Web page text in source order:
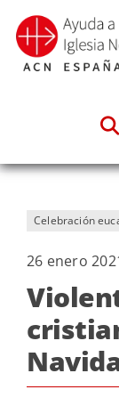
Saltar
contenido
Celebración
26 enero